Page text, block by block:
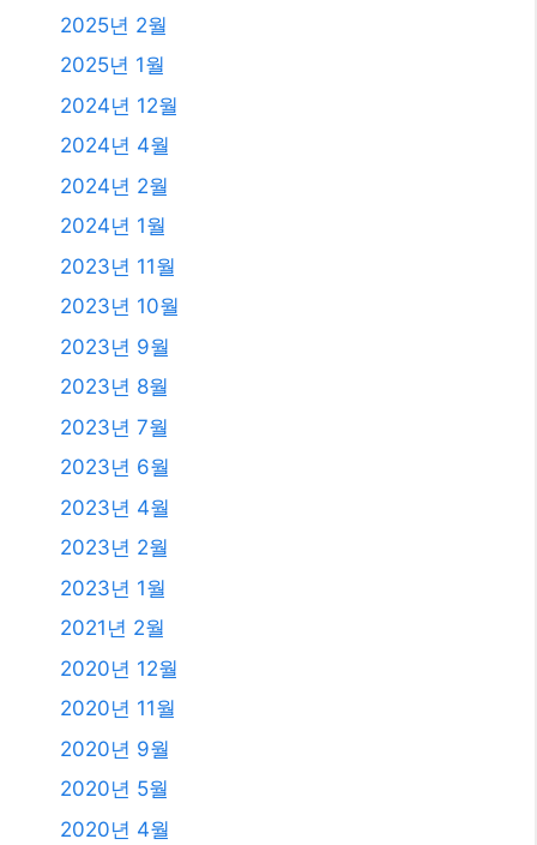
2025년 2월
2025년 1월
2024년 12월
2024년 4월
2024년 2월
2024년 1월
2023년 11월
2023년 10월
2023년 9월
2023년 8월
2023년 7월
2023년 6월
2023년 4월
2023년 2월
2023년 1월
2021년 2월
2020년 12월
2020년 11월
2020년 9월
2020년 5월
2020년 4월